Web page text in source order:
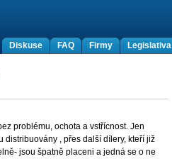
Legislativa
Firmy
FAQ
Diskuse
problému, ochota a vstřícnost. Jen
distribuovány , přes další dílery, kteří již
jsou špatně placeni a jedná se o ne